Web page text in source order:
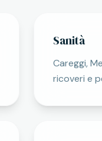
Sanità
Careggi,
ricoveri e